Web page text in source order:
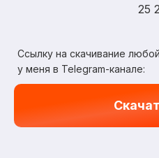
25
Ссылку на скачивание
у меня в Telegram-канале: